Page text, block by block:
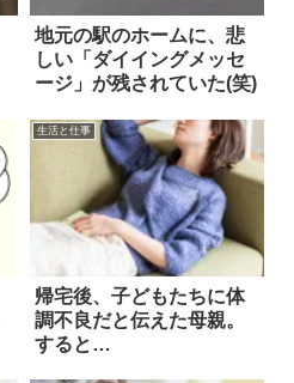
地元の駅のホームに、悲
しい「ダイイングメッセ
ージ」が残されていた(笑)
生活と仕事
帰宅後、子どもたちに体
調不良だと伝えた母親。
すると…